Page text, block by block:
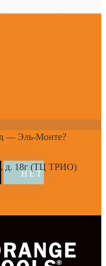
— Эль-Монте?
д. 18г (ТЦ ТРИО)